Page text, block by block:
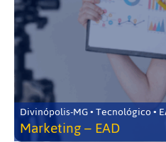
Divinópolis-MG • Tecnológico •
Marketing – EAD